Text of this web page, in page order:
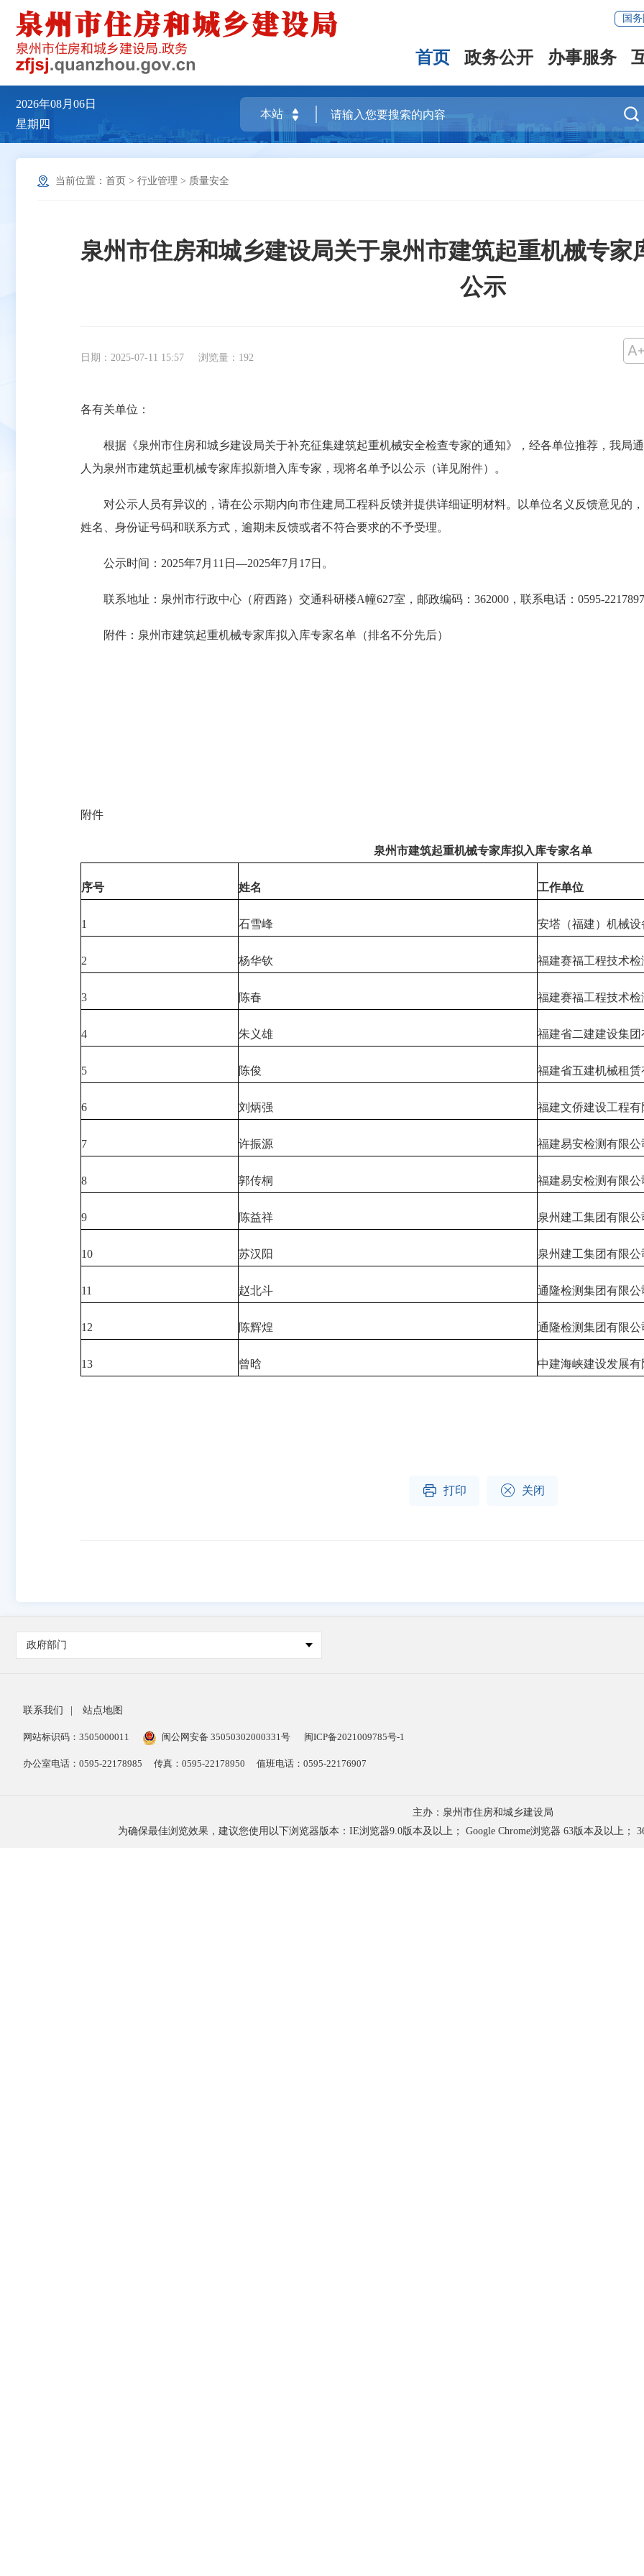
国
首页 政务公开 办事服务
2026年08月06日
星期四

当前位置： 首页 > 行业管理 > 质量安全
泉州市住房和城乡建设局关于泉州市建筑起重机械专家
公示
日期：2025-07-11 15:57 浏览量： 192 
各有关单位：
根据《泉州市住房和城乡建设局关于补充征集建筑起重机械安全检查专家的通知》，经各单位推荐，我局
人为泉州市建筑起重机械专家库拟新增入库专家，现将名单予以公示（详见附件）。
对公示人员有异议的，请在公示期内向市住建局工程科反馈并提供详细证明材料。以单位名义反馈意见的
姓名、身份证号码和联系方式，逾期未反馈或者不符合要求的不予受理。
公示时间：2025年7月11日—2025年7月17日。
联系地址：泉州市行政中心（府西路）交通科研楼A幢627室，邮政编码：362000，联系电话：0595-
附件：泉州市建筑起重机械专家库拟入库专家名单（排名不分先后）
附件
泉州市建筑起重机械专家库拟入库专家名单
序号 姓名 工作单位
1 石雪峰 安塔（福建）机械设
2 杨华钦 福建赛福工程技术检
3 陈春 福建赛福工程技术检
4 朱义雄 福建省二建建设集团
5 陈俊 福建省五建机械租赁
6 刘炳强 福建文侨建设工程有
7 许振源 福建易安检测有限公
8 郭传桐 福建易安检测有限公
9 陈益祥 泉州建工集团有限公
10 苏汉阳 泉州建工集团有限公
11 赵北斗 通隆检测集团有限公
12 陈辉煌 通隆检测集团有限公
13 曾晗 中建海峡建设发展有
 打印  关闭
政府部门
联系我们 站点地图
网站标识码：3505000011 闽公网安备 35050302000331号 闽ICP备2021009785号-1
办公室电话：0595-22178985 传真：0595-22178950 值班电话：0595-22176907
主办：泉州市住房和城乡建设局
为确保最佳浏览效果，建议您使用以下浏览器版本：IE浏览器9.0版本及以上； Google Chrome浏览器 63版本及以上；